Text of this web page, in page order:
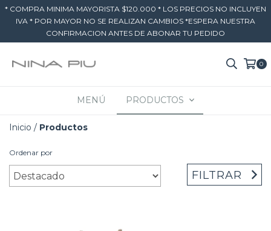
* COMPRA MINIMA MAYORISTA $120.000 * LOS PRECIOS NO INCLUYEN
IVA * POR MAYOR NO SE REALIZAN CAMBIOS *ESPERA NUESTRA
CONFIRMACION ANTES DE ABONAR TU PEDIDO
0
MENÚ PRODUCTOS
Inicio / Productos
Ordenar por
FILTRAR